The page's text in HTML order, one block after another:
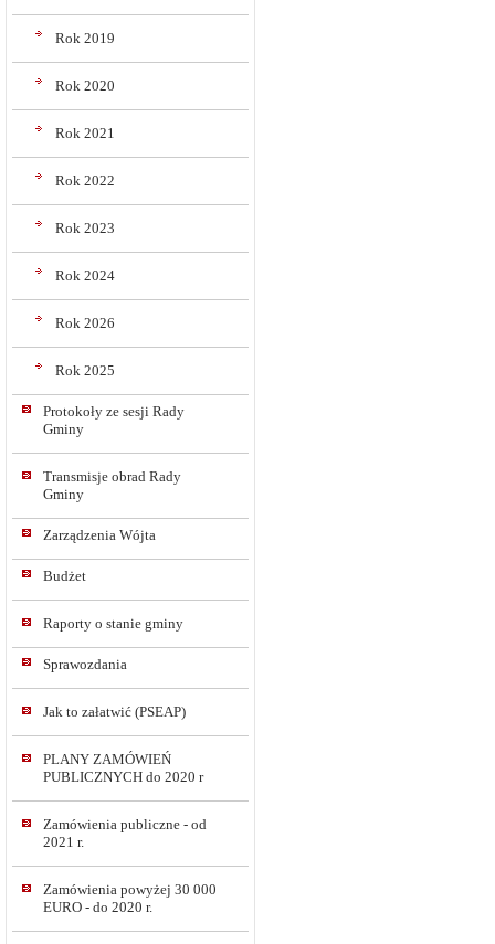
Rok 2019
Rok 2020
Rok 2021
Rok 2022
Rok 2023
Rok 2024
Rok 2026
Rok 2025
Protokoły ze sesji Rady
Gminy
Transmisje obrad Rady
Gminy
Zarządzenia Wójta
Budżet
Raporty o stanie gminy
Sprawozdania
Jak to załatwić (PSEAP)
PLANY ZAMÓWIEŃ
PUBLICZNYCH do 2020 r
Zamówienia publiczne - od
2021 r.
Zamówienia powyżej 30 000
EURO - do 2020 r.